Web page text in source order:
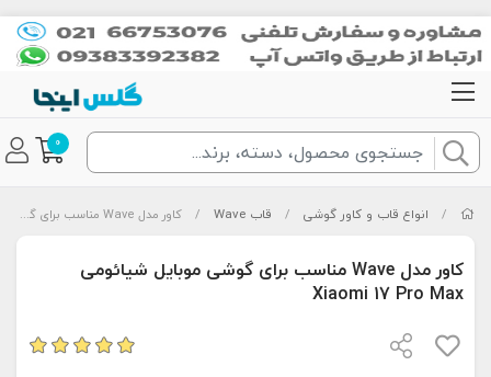
0
/ انواع قاب و کاور گوشی / قاب Wave / کاور مدل Wave مناسب برای گوشی موبایل شیائومی Xiaomi 17 Pro Max
کاور مدل Wave مناسب برای گوشی موبایل شیائومی
Xiaomi 17 Pro Max